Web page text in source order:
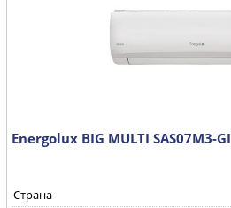
Energolux BIG MULTI SAS07M3-GI
Страна